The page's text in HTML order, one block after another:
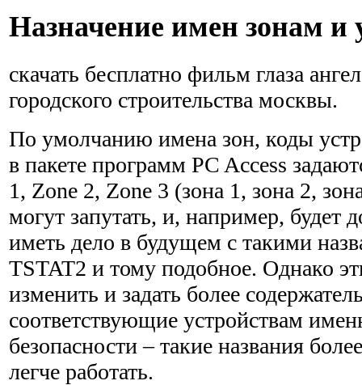
Назначение имен зонам и
скачать бесплатно фильм глаза
городского строительства москвы.
По умолчанию имена зон, коды
в пакете программ PC Access
1, Zone 2, Zone 3 (зона 1, зона 2,
могут запутать, и, например, будет
иметь дело в будущем с такими
TSTAT2 и тому подобное. Однако
изменить и задать более
соответст­вующие устройствам
безопасности – такие названия
легче работать.